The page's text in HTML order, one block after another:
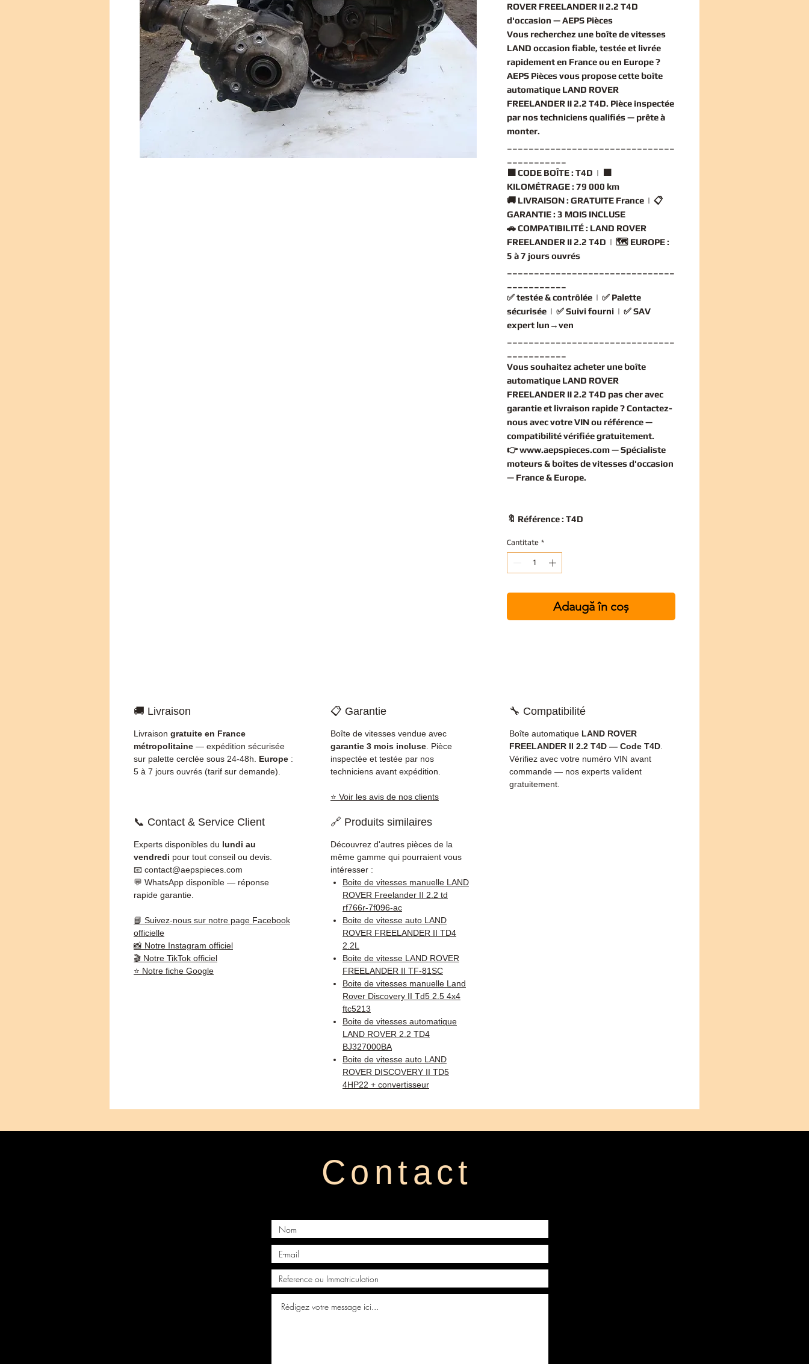
ROVER FREELANDER II 2.2 T4D
d'occasion — AEPS Pièces
Vous recherchez une boîte de vitesses
LAND occasion fiable, testée et livrée
rapidement en France ou en Europe ?
AEPS Pièces vous propose cette boîte
automatique LAND ROVER
FREELANDER II 2.2 T4D. Pièce inspectée
par nos techniciens qualifiés — prête à
monter.
🟧CODE BOÎTE : T4D | 🟧
KILOMÉTRAGE : 79 000 km
🚚 LIVRAISON : GRATUITE France | 📋
GARANTIE : 3 MOIS INCLUSE
🚗COMPATIBILITÉ : LAND ROVER
FREELANDER II 2.2 T4D | 🗺️ EUROPE :
5 à 7 jours ouvrés
✅testée & contrôlée | ✅ Palette
sécurisée | ✅Suivi fourni | ✅SAV
expert lun→ven
Vous souhaitez acheter une boîte
automatique LAND ROVER
FREELANDER II 2.2 T4D pas cheravec
garantie et livraison rapide ? Contactez-
nous avec votre VIN ou référence —
compatibilité vérifiéegratuitement.
👉www.aepspieces.com— Spécialiste
moteurs & boîtes de vitesses d'occasion
— France & Europe.
🔖 Référence : T4D
Cantitate *
Adaugă în coș
🚚 Livraison
Livraison gratuite en France
métropolitaine — expédition sécurisée
sur palette cerclée sous 24-48h. Europe :
5 à 7 jours ouvrés (tarif sur demande).
📋 Garantie
Boîte de vitesses vendue avec
garantie 3 mois incluse . Pièce
inspectée et testée par nos
techniciens avant expédition.
⭐ Voir les avis de nos clients
🔧 Compatibilité
Boîte automatique LAND ROVER
FREELANDER II 2.2 T4D — Code T4D
Vérifiez avec votre numéro VIN avant
commande — nos experts valident
gratuitement.
📞 Contact & Service Client
Experts disponibles du lundi au
vendredi pour tout conseil ou devis.
📧 contact@aepspieces.com
💬 WhatsApp disponible — réponse
rapide garantie.
📘 Suivez-nous sur notre page Facebook
officielle
📸 Notre Instagram officiel
🎬 Notre TikTok officiel
⭐ Notre fiche Google
🔗 Produits similaires
Découvrez d'autres pièces de la
même gamme qui pourraient vous
intéresser :
Boite de vitesses manuelle LAND
ROVER Freelander II 2.2 td
rf766r-7f096-ac
Boite de vitesse auto LAND
ROVER FREELANDER II TD4
2.2L
Boite de vitesse LAND ROVER
FREELANDER II TF-81SC
Boite de vitesses manuelle Land
Rover Discovery II Td5 2.5 4x4
ftc5213
Boite de vitesses automatique
LAND ROVER 2.2 TD4
BJ327000BA
Boite de vitesse auto LAND
ROVER DISCOVERY II TD5
4HP22 + convertisseur
Contact